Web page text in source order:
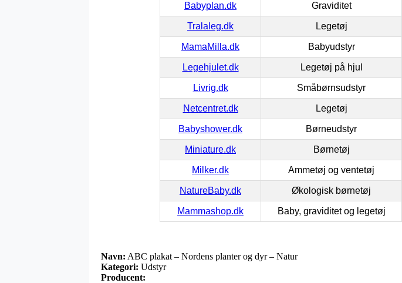
Babyplan.dk Graviditet
Tralaleg.dk Legetøj
MamaMilla.dk Babyudstyr
Legehjulet.dk Legetøj på hjul
Livrig.dk Småbørnsudstyr
Netcentret.dk Legetøj
Babyshower.dk Børneudstyr
Miniature.dk Børnetøj
Milker.dk Ammetøj og ventetøj
NatureBaby.dk Økologisk børnetøj
Mammashop.dk Baby, graviditet og legetøj
Navn: ABC plakat – Nordens planter og dyr – Natur
Kategori: Udstyr
Producent: